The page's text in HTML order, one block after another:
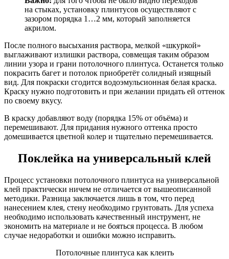
на стыках, установку плинтусов осуществляют с
зазором порядка 1…2 мм, который заполняется
акрилом.
После полного высыхания раствора, мелкой «шкуркой»
выглаживают излишки раствора, совмещая таким образом
линии узора и грани потолочного плинтуса. Останется только
покрасить багет и потолок приобретёт солидный изящный
вид. Для покраски сгодится водоэмульсионная белая краска.
Краску нужно подготовить и при желании придать ей оттенок
по своему вкусу.
В краску добавляют воду (порядка 15% от объёма) и
перемешивают. Для придания нужного оттенка просто
домешивается цветной колер и тщательно перемешивается.
Поклейка на универсальный клей
Процесс установки потолочного плинтуса на универсальной
клей практически ничем не отличается от вышеописанной
методики. Разница заключается лишь в том, что перед
нанесением клея, стену необходимо грунтовать. Для успеха
необходимо использовать качественный инструмент, не
экономить на материале и не бояться процесса. В любом
случае недоработки и ошибки можно исправить.
Потолочные плинтуса как клеить